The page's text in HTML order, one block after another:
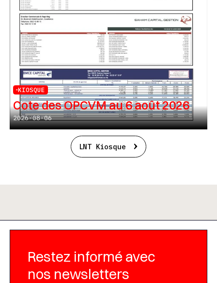
KIOSQUE
Cote des OPCVM au 6 août 2026
2026-08-06
LNT Kiosque
Restez informé avec
nos newsletters